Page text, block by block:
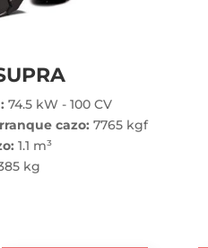
74.5 kW - 100 CV
cazo: 7765 kgf
1.1 m³
kg